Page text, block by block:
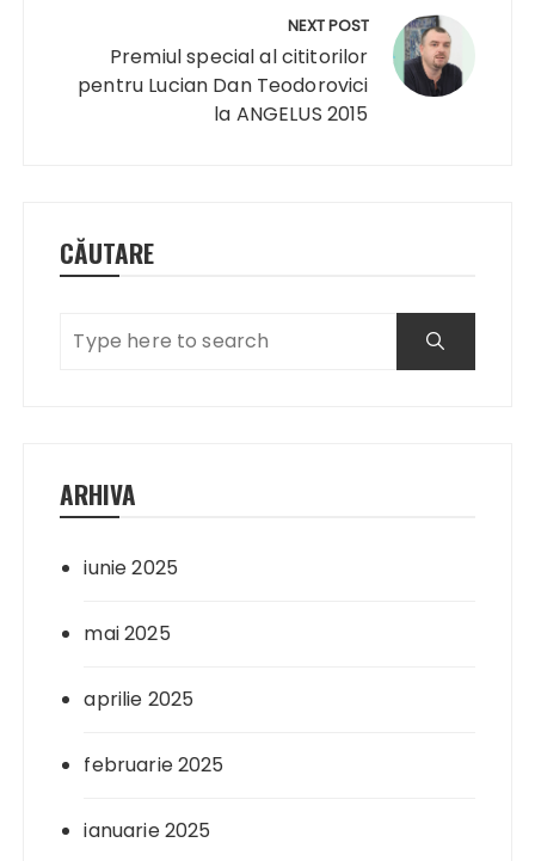
NEXT POST
Premiul special al cititorilor
pentru Lucian Dan Teodorovici
la ANGELUS 2015
CĂUTARE
ARHIVA
iunie 2025
mai 2025
aprilie 2025
februarie 2025
ianuarie 2025